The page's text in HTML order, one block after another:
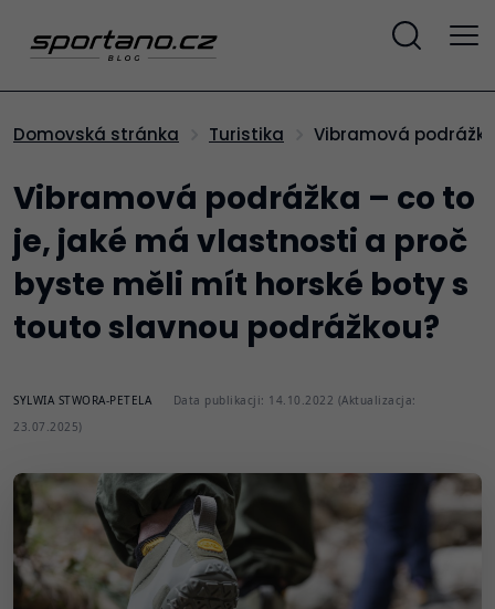
Domovská stránka Turistika Vibramová
Vibramová podrážka – co to
je, jaké má vlastnosti a proč
byste měli mít horské boty s
touto slavnou podrážkou?
SYLWIA STWORA-PETELA
Data publikacji: 14.10.2022 (Aktualizacja:
23.07.2025)